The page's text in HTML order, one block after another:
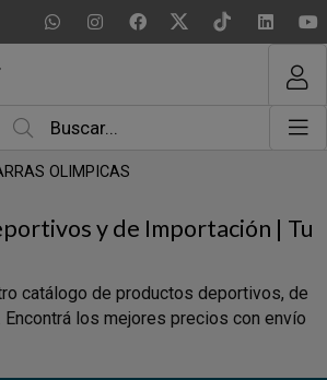
MI COMPRA
OLIMPICAS
y de Importación | Tu
catálogo de productos deportivos, de
Encontrá los mejores precios con envío